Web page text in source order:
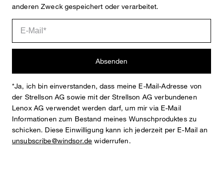
anderen Zweck gespeichert oder verarbeitet.
Absenden
*Ja, ich bin einverstanden, dass meine E-Mail-Adresse von
der Strellson AG sowie mit der Strellson AG verbundenen
Lenox AG verwendet werden darf, um mir via E-Mail
Informationen zum Bestand meines Wunschproduktes zu
schicken. Diese Einwilligung kann ich jederzeit per E-Mail an
unsubscribe@windsor.de widerrufen.